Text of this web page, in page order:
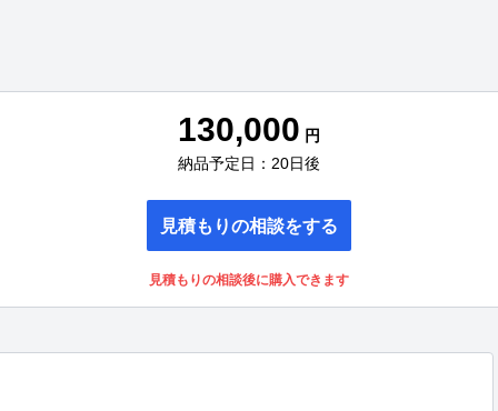
130,000 円
納品予定日：20日後
見積もりの相談をする
見積もりの相談後に購入できます